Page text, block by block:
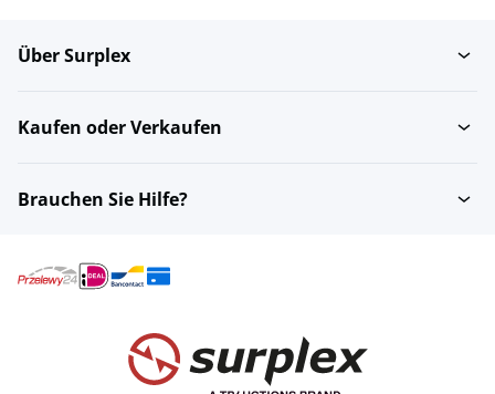
Über Surplex
Kaufen oder Verkaufen
Brauchen Sie Hilfe?